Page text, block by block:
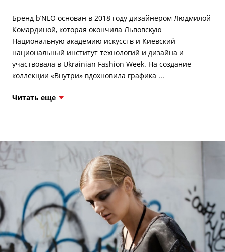
Бренд b’NLO основан в 2018 году дизайнером Людмилой
Комардиной, которая окончила Львовскую
Национальную академию искусств и Киевский
национальный институт технологий и дизайна и
участвовала в Ukrainian Fashion Week. На создание
Читать еще